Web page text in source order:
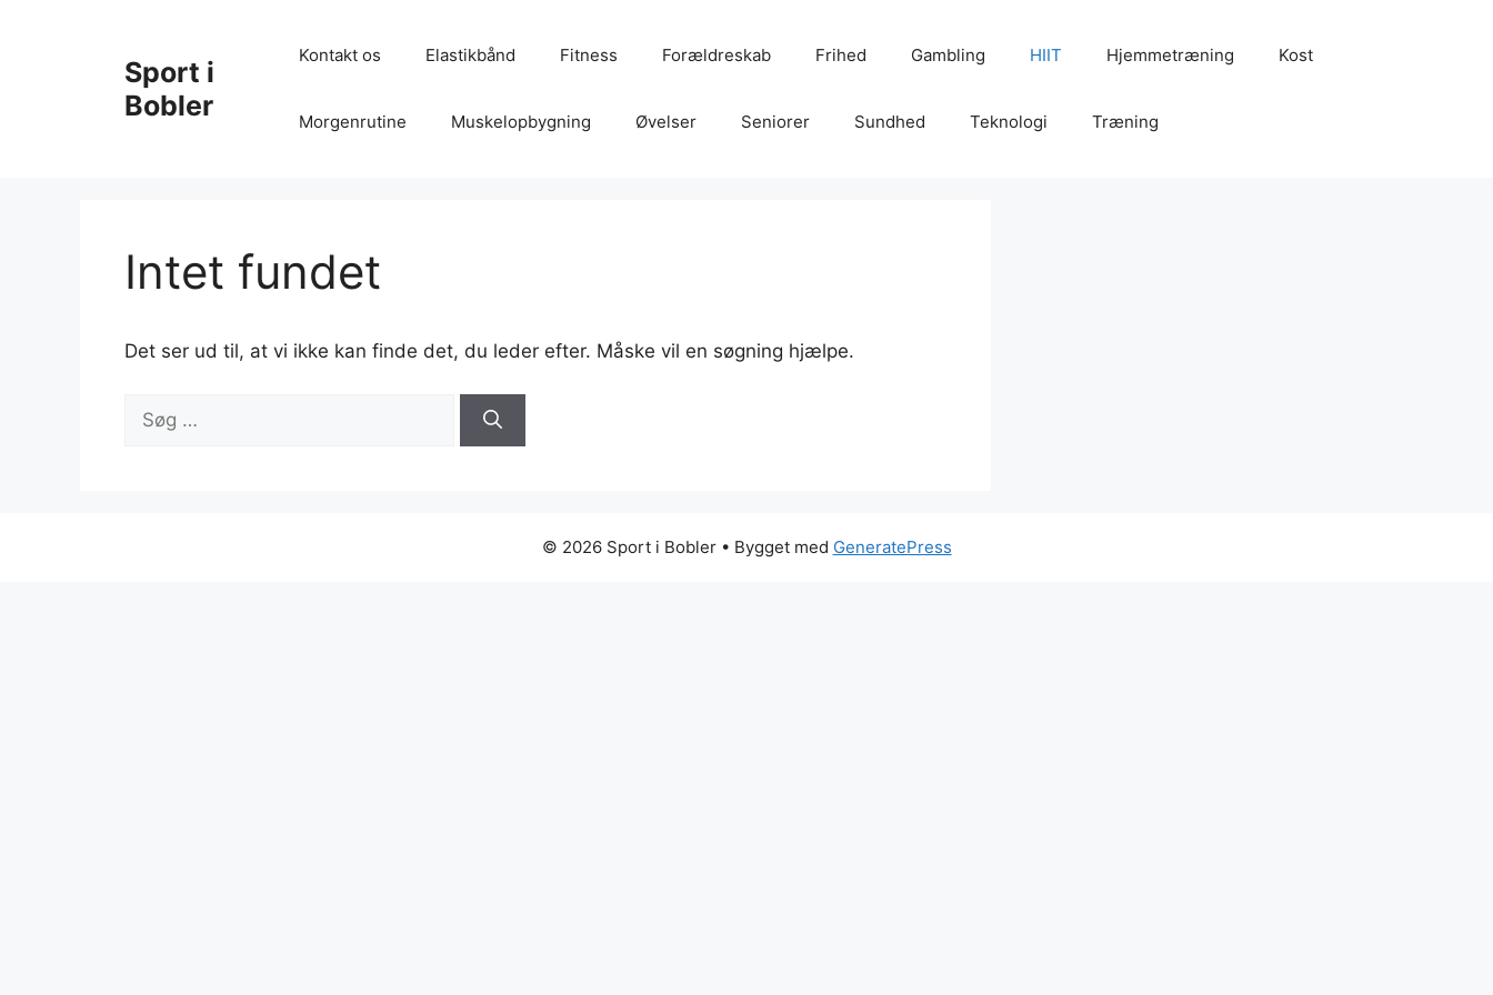
Sport i
Bobler
Kontakt os Elastikbånd Fitness Forældreskab Frihed Gambling HIIT Hjemmetræning Kost
Morgenrutine Muskelopbygning Øvelser Seniorer Sundhed Teknologi Træning
Intet fundet
Det ser ud til, at vi ikke kan finde det, du leder efter. Måske vil en søgning hjælpe.
efter:
© 2026 Sport i Bobler• Bygget med GeneratePress